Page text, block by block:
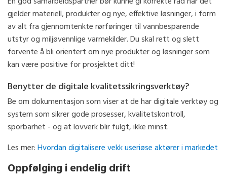
gjelder materiell, produkter og nye, effektive løsninger, i form
av alt fra gjennomtenkte rørføringer til vannbesparende
utstyr og miljøvennlige varmekilder. Du skal rett og slett
forvente å bli orientert om nye produkter og løsninger som
kan være positive for prosjektet ditt!
Benytter de digitale kvalitetssikringsverktøy?
Be om dokumentasjon som viser at de har digitale verktøy og
system som sikrer gode prosesser, kvalitetskontroll,
sporbarhet - og at lovverk blir fulgt, ikke minst.
Les mer:Hvordan digitalisere vekk useriøse aktører i markedet
Oppfølging i endelig drift